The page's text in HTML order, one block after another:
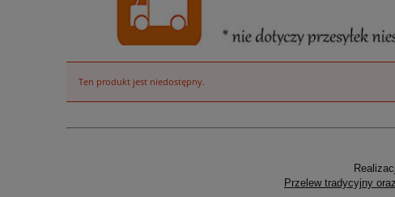
Ten produkt jest niedostępny.
Przelew tradycyjny